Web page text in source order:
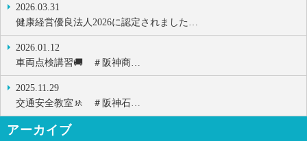
2026.03.31
健康経営優良法人2026に認定されました…
2026.01.12
車両点検講習🚚 ＃阪神商…
2025.11.29
交通安全教室🚸 ＃阪神石…
アーカイブ